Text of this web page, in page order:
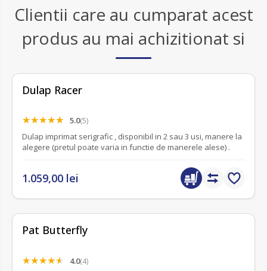
Clientii care au cumparat acest
produs au mai achizitionat si
Dulap Racer
5.0(5)
Dulap imprimat serigrafic , disponibil in 2 sau 3 usi, manere la
alegere (pretul poate varia in functie de manerele alese) .
1.059,00 lei
Pat Butterfly
4.0(4)